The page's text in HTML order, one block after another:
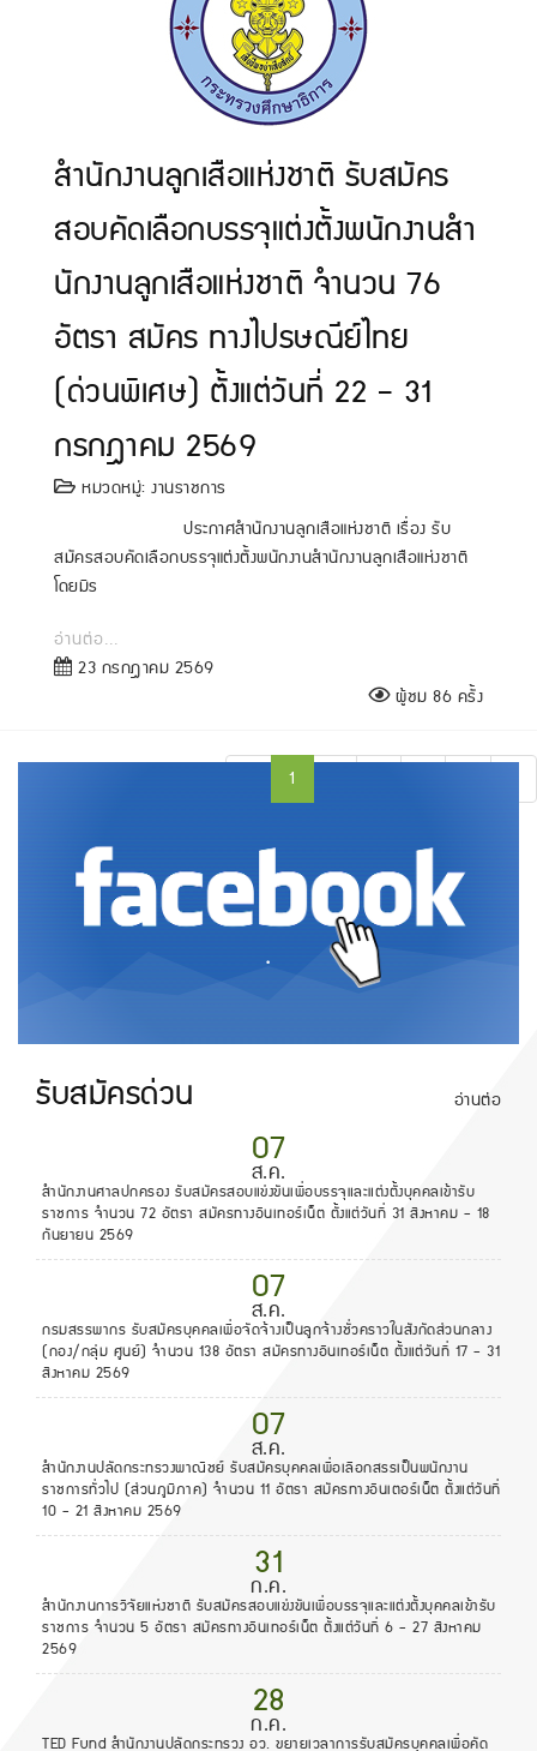
สํานักงานลูกเสือแห่งชาติ รับสมัคร
สอบคัดเลือกบรรจุแต่งตั้งพนักงานสํา
นักงานลูกเสือแห่งชาติ จำนวน 76
อัตรา สมัคร ทางไปรษณีย์ไทย
(ด่วนพิเศษ) ตั้งแต่วันที่ 22 – 31
กรกฎาคม 2569
หมวดหมู่: งานราชการ
ประกาศสํานักงานลูกเสือแห่งชาติ เรื่อง รับ
สมัครสอบคัดเลือกบรรจุแต่งตั้งพนักงานสํานักงานลูกเสือแห่งชาติ
โดยมีร
อ่านต่อ...
23 กรกฎาคม 2569
ผู้ชม 86 ครั้ง
1
.
รับสมัครด่วน อ่านต่อ
07
ส.ค.
สำนักงานศาลปกครอง รับสมัครสอบแข่งขันเพื่อบรรจุและแต่งตั้งบุคคลเข้ารับ
ราชการ จำนวน 72 อัตรา สมัครทางอินเทอร์เน็ต ตั้งแต่วันที่ 31 สิงหาคม - 18
กันยายน 2569
07
ส.ค.
กรมสรรพากร รับสมัครบุคคลเพื่อจัดจ้างเป็นลูกจ้างชั่วคราวในสังกัดส่วนกลาง
(กอง/กลุ่ม ศูนย์) จำนวน 138 อัตรา สมัครทางอินเทอร์เน็ต ตั้งแต่วันที่ 17 - 31
สิงหาคม 2569
07
ส.ค.
สำนักงานปลัดกระทรวงพาณิชย์ รับสมัครบุคคลเพื่อเลือกสรรเป็นพนักงาน
ราชการทั่วไป (ส่วนภูมิภาค) จำนวน 11 อัตรา สมัครทางอินเตอร์เน็ต ตั้งแต่วันที่
10 - 21 สิงหาคม 2569
31
ก.ค.
สำนักงานการวิจัยแห่งชาติ รับสมัครสอบแข่งขันเพื่อบรรจุและแต่งตั้งบุคคลเข้ารับ
ราชการ จำนวน 5 อัตรา สมัครทางอินเทอร์เน็ต ตั้งแต่วันที่ 6 - 27 สิงหาคม
2569
28
ก.ค.
TED Fund สำนักงานปลัดกระทรวง อว. ขยายเวลาการรับสมัครบุคคลเพื่อคัด